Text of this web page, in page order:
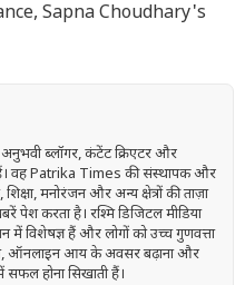
, Sapna Choudhary's
अनुभवी ब्लॉगर, कंटेंट क्रिएटर और
हैं। वह Patrika Times की संस्थापक और
मनोरंजन और अन्य क्षेत्रों की ताज़ा
पेश करता है। रश्मि डिजिटल मीडिया
में विशेषज्ञ हैं और लोगों को उच्च गुणवत्ता
ऑनलाइन आय के अवसर बढ़ाना और
सफल होना सिखाती हैं।